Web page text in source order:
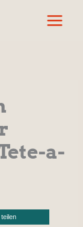
a-
teilen